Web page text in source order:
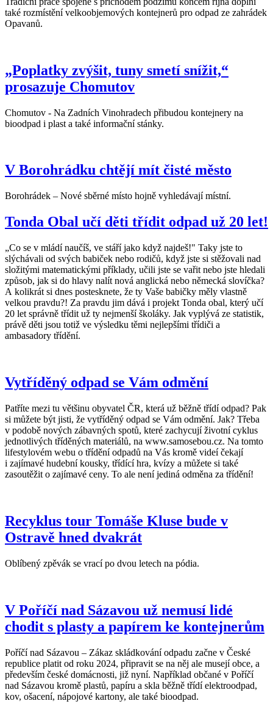
také rozmístění velkoobjemových kontejnerů pro odpad ze zahrádek
Opavanů.
„Poplatky zvýšit, tuny smetí snížit,“
prosazuje Chomutov
Chomutov - Na Zadních Vinohradech přibudou kontejnery na
bioodpad i plast a také informační stánky.
V Borohrádku chtějí mít čisté město
Borohrádek – Nové sběrné místo hojně vyhledávají místní.
Tonda Obal učí děti třídit odpad už 20 let!
„Co se v mládí naučíš, ve stáří jako když najdeš!" Taky jste to
slýchávali od svých babiček nebo rodičů, když jste si stěžovali nad
složitými matematickými příklady, učili jste se vařit nebo jste hledali
způsob, jak si do hlavy nalít nová anglická nebo německá slovíčka?
A kolikrát si dnes postesknete, že ty Vaše babičky měly vlastně
velkou pravdu?! Za pravdu jim dává i projekt Tonda obal, který učí
20 let správně třídit už ty nejmenší školáky. Jak vyplývá ze statistik,
právě děti jsou totiž ve výsledku těmi nejlepšími třídiči a
ambasadory třídění.
Vytříděný odpad se Vám odmění
Patříte mezi tu většinu obyvatel ČR, která už běžně třídí odpad? Pak
si můžete být jisti, že vytříděný odpad se Vám odmění. Jak? Třeba
v podobě nových zábavných spotů, které zachycují životní cyklus
jednotlivých tříděných materiálů, na www.samosebou.cz. Na tomto
lifestylovém webu o třídění odpadů na Vás kromě videí čekají
i zajímavé hudební kousky, třídící hra, kvízy a můžete si také
zasoutěžit o zajímavé ceny. To ale není jediná odměna za třídění!
Recyklus tour Tomáše Kluse bude v
Ostravě hned dvakrát
Oblíbený zpěvák se vrací po dvou letech na pódia.
V Poříčí nad Sázavou už nemusí lidé
chodit s plasty a papírem ke kontejnerům
Poříčí nad Sázavou – Zákaz skládkování odpadu začne v České
republice platit od roku 2024, připravit se na něj ale musejí obce, a
především české domácnosti, již nyní. Například občané v Poříčí
nad Sázavou kromě plastů, papíru a skla běžně třídí elektroodpad,
kov, ošacení, nápojové kartony, ale také bioodpad.